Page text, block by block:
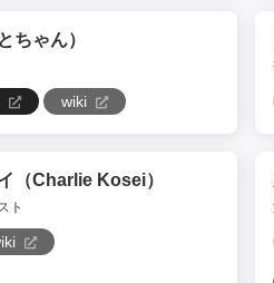
ちゃん）
wiki
（Charlie Kosei）
ト